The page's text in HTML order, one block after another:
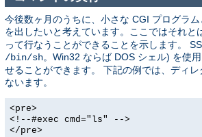
今後数ヶ月のうちに、小さな CGI プログラ
を出したいと考えています。ここではそれと
って行なうことができることを示します。
/bin/sh。Win32 ならば DOS シェル) を使
せることができます。 下記の例では、ディ
ないます。
<pre>
<!--#exec cmd="ls" -->
</pre>